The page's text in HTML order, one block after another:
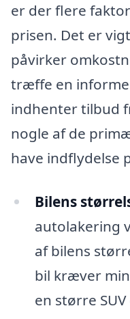
er der flere
prisen. Det er
påvirker
træffe en
indhenter tilbud
nogle af de
have indflydelse
Bilens
autolakering
af bilens
bil kræver
en større